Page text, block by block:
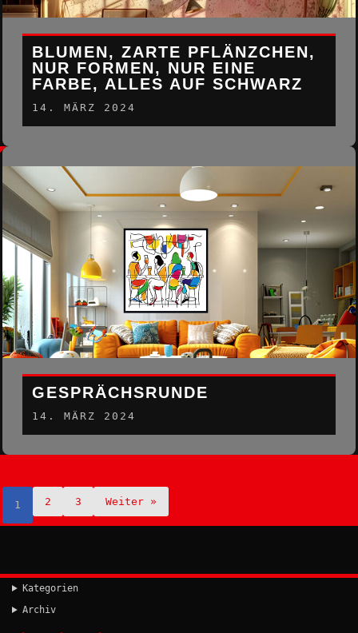
BLUMEN, ZARTE PFLÄNZCHEN,
NUR FORMEN, NUR EINE
FARBE, ALLES AUF SCHWARZ
14. MÄRZ 2024
GESPRÄCHSRUNDE
14. MÄRZ 2024
1 2 3 Weiter »
Kategorien
Archiv